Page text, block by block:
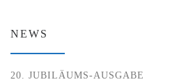
NEWS
20. JUBILÄUMS-AUSGABE